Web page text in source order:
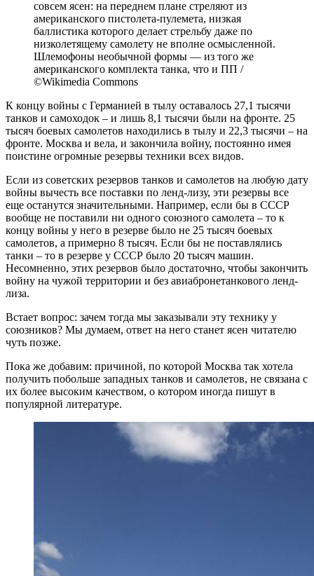
совсем ясен: на переднем плане стреляют из
американского пистолета-пулемета, низкая
баллистика которого делает стрельбу даже по
низколетящему самолету не вполне осмысленной.
Шлемофоны необычной формы — из того же
американского комплекта танка, что и ПП /
©Wikimedia Commons
К концу войны с Германией в тылу оставалось 27,1 тысячи
танков и самоходок – и лишь 8,1 тысячи были на фронте. 25
тысяч боевых самолетов находились в тылу и 22,3 тысячи – на
фронте. Москва и вела, и закончила войну, постоянно имея
поистине огромные резервы техники всех видов.
Если из советских резервов танков и самолетов на любую дату
войны вычесть все поставки по ленд-лизу, эти резервы все
еще останутся значительными. Например, если бы в СССР
вообще не поставили ни одного союзного самолета – то к
концу войны у него в резерве было не 25 тысяч боевых
самолетов, а примерно 8 тысяч. Если бы не поставлялись
танки – то в резерве у СССР было 20 тысяч машин.
Несомненно, этих резервов было достаточно, чтобы закончить
войну на чужой территории и без авиабронетанкового ленд-
лиза.
Встает вопрос: зачем тогда мы заказывали эту технику у
союзников? Мы думаем, ответ на него станет ясен читателю
чуть позже.
Пока же добавим: причиной, по которой Москва так хотела
получить побольше западных танков и самолетов, не связана с
их более высоким качеством, о котором иногда пишут в
популярной литературе.